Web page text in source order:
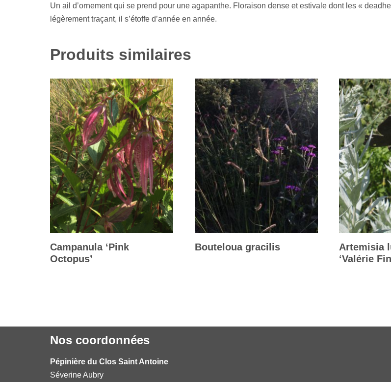
Un ail d’ornement qui se prend pour une agapanthe. Floraison dense et estivale dont les «
légèrement traçant, il s’étoffe d’année en année.
Produits similaires
Campanula ‘Pink
Octopus’
Bouteloua gracilis
Artemisia
‘Valérie
Nos coordonnées
Pépinière du Clos Saint Antoine
Séverine Aubry